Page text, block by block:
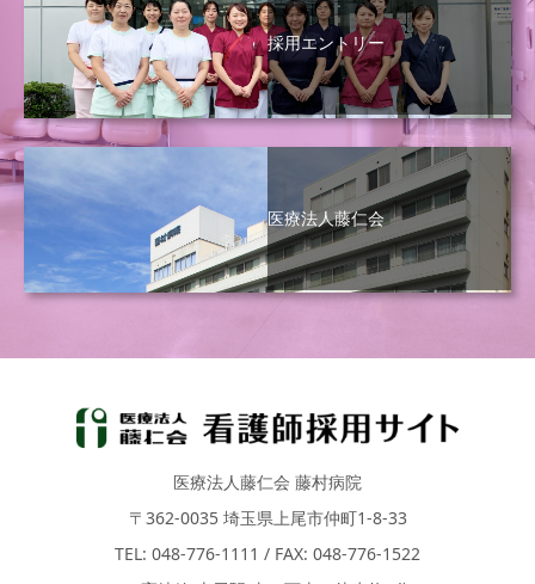
採用エントリー
医療法人藤仁会
医療法人藤仁会 藤村病院
〒362-0035 埼玉県上尾市仲町1-8-33
TEL: 048-776-1111 / FAX: 048-776-1522